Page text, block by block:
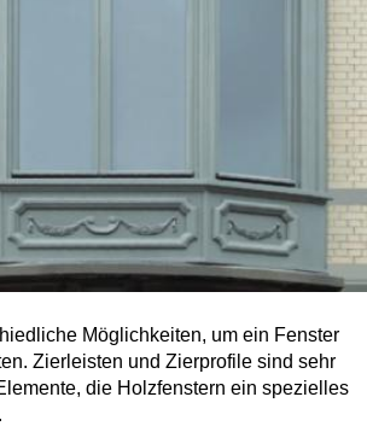
Balkontür konfigurieren
Haustür konfigurieren
Schlupftüre
und Dekore
Suche
Möglichkeiten, um ein Fenster
Zierleisten und Zierprofile sind sehr
die Holzfenstern ein spezielles